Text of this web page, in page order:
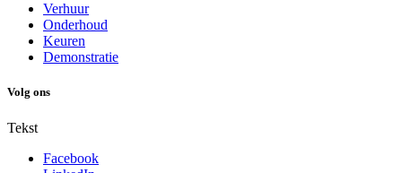
Verhuur
Onderhoud
Keuren
Demonstratie
Volg ons
Tekst
Facebook